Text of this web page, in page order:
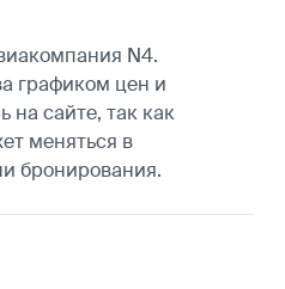
N4.
графиком цен и
на сайте, так как
меняться в
бронирования.